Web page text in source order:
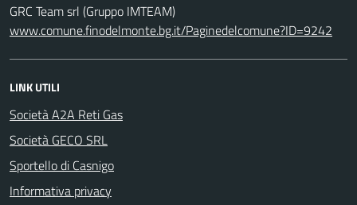
GRC Team srl (Gruppo IMTEAM)
www.comune.finodelmonte.bg.it/Paginedelcomune?ID=9242
LINK UTILI
Società A2A Reti Gas
Società GECO SRL
Sportello di Casnigo
Informativa privacy